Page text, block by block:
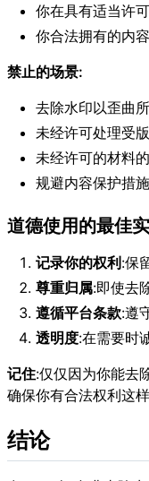
你在具有适当许
你合法拥有的内
禁止的场景:
去除水印以歪曲
未经许可处理受
未经许可的材料
规避内容保护措施
道德使用的最佳
记录你的权利:保
尊重归属:即使去
遵循平台条款:遵
透明度:在需要时
记住:仅仅因为你能去
确保你有合法权利这样
结论